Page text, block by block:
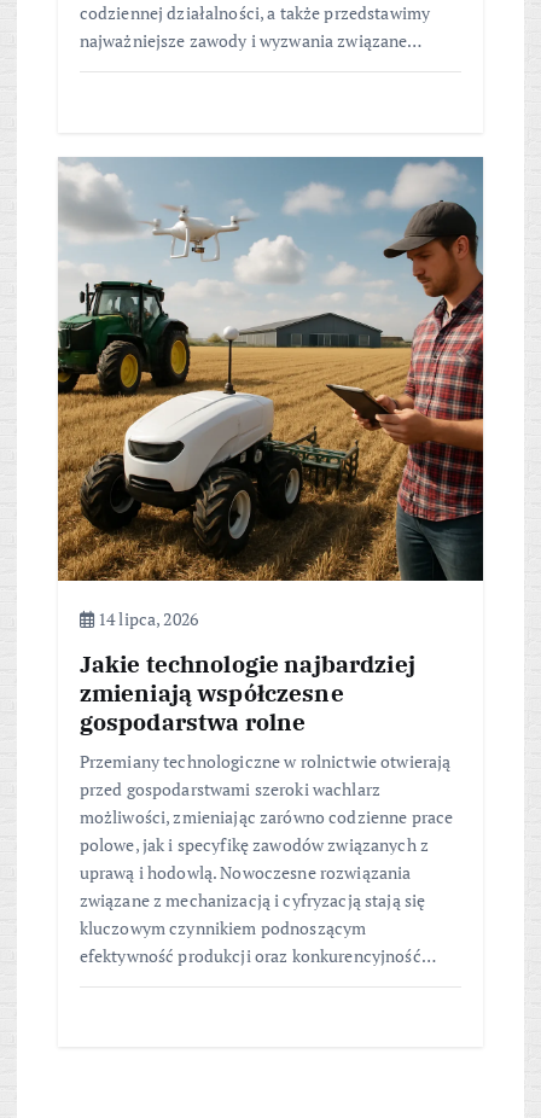
codziennej działalności, a także przedstawimy
najważniejsze zawody i wyzwania związane…
14 lipca, 2026
Jakie technologie najbardziej
zmieniają współczesne
gospodarstwa rolne
Przemiany technologiczne w rolnictwie otwierają
przed gospodarstwami szeroki wachlarz
możliwości, zmieniając zarówno codzienne prace
polowe, jak i specyfikę zawodów związanych z
uprawą i hodowlą. Nowoczesne rozwiązania
związane z mechanizacją i cyfryzacją stają się
kluczowym czynnikiem podnoszącym
efektywność produkcji oraz konkurencyjność…